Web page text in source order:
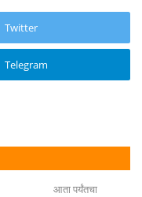
Twitter
Telegram
आता पर्यंतचा